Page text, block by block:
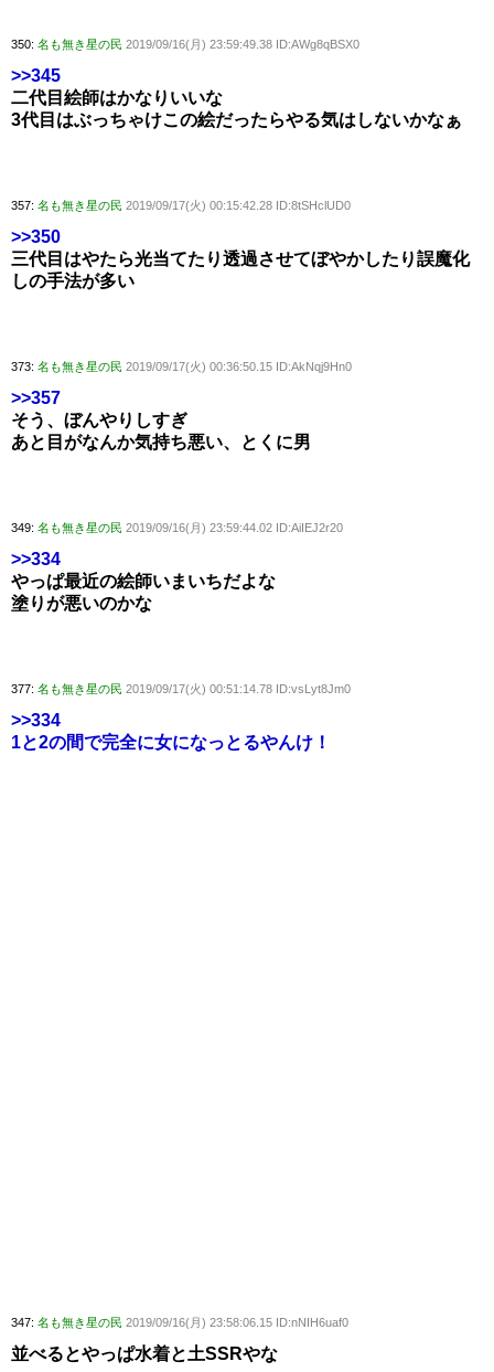
350: 名も無き星の民 2019/09/16(月) 23:59:49.38 ID:AWg8qBSX0
>>345
二代目絵師はかなりいいな
3代目はぶっちゃけこの絵だったらやる気はしないかなぁ
357: 名も無き星の民 2019/09/17(火) 00:15:42.28 ID:8tSHclUD0
>>350
三代目はやたら光当てたり透過させてぼやかしたり誤魔化
しの手法が多い
373: 名も無き星の民 2019/09/17(火) 00:36:50.15 ID:AkNqj9Hn0
>>357
そう、ぼんやりしすぎ
あと目がなんか気持ち悪い、とくに男
349: 名も無き星の民 2019/09/16(月) 23:59:44.02 ID:AiIEJ2r20
>>334
やっぱ最近の絵師いまいちだよな
塗りが悪いのかな
377: 名も無き星の民 2019/09/17(火) 00:51:14.78 ID:vsLyt8Jm0
>>334
1と2の間で完全に女になっとるやんけ！
347: 名も無き星の民 2019/09/16(月) 23:58:06.15 ID:nNIH6uaf0
並べるとやっぱ水着と土SSRやな